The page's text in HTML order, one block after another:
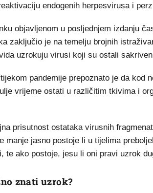
endogenih herpesvirusa i
objavljenom u posljednjem izdanju
zaključio je na temelju brojnih
uzrokuju virusi koji su ostali
pandemije prepoznato je da kod
vrijeme ostati u različitim tkivima i
prisutnost ostataka virusnih
manje jasno postoje li u tijelima
te ako postoje, jesu li oni pravi uzrok
znati uzrok?